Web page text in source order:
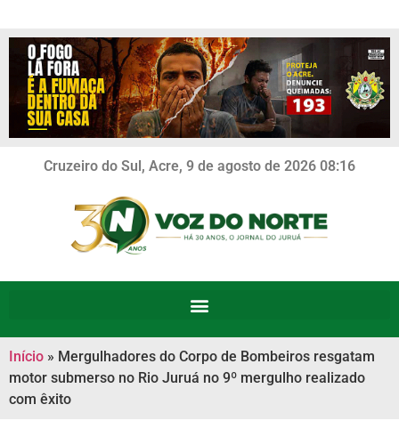
Cruzeiro do Sul, Acre, 9 de agosto de 2026 08:16
Início » Mergulhadores do Corpo de Bombeiros resgatam
motor submerso no Rio Juruá no 9º mergulho realizado
com êxito